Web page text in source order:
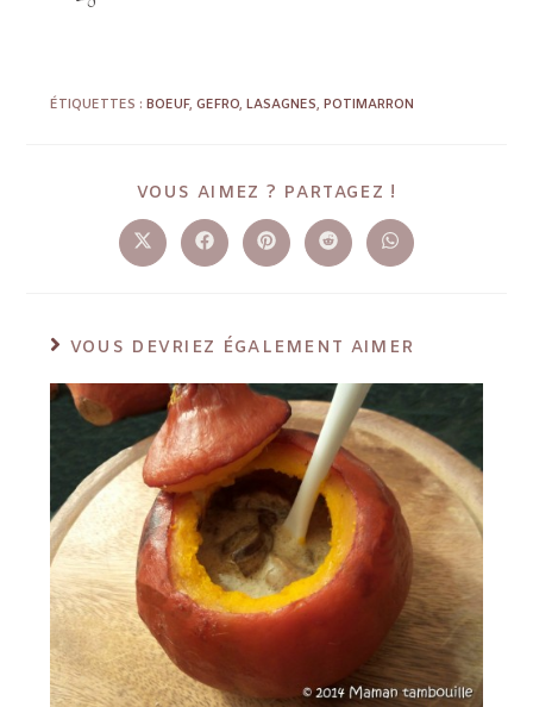
ÉTIQUETTES :BOEUF, GEFRO, LASAGNES, POTIMARRON
VOUS AIMEZ ? PARTAGEZ !
VOUS DEVRIEZ ÉGALEMENT AIMER